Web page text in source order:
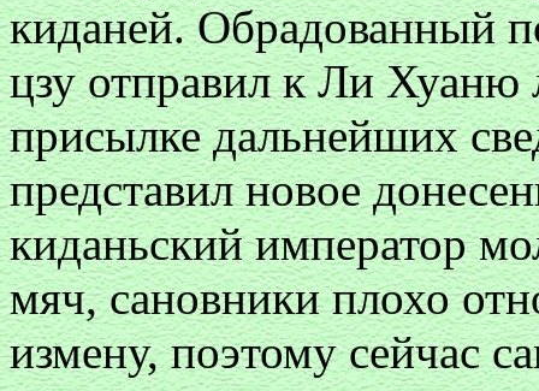
киданей. Обрадованный
цзу отправил к Ли Хуаню
присылке дальнейших
представил новое
киданьский император
мяч, сановники плохо
измену, поэтому сейчас